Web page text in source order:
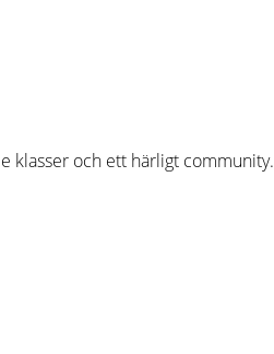
klasser och ett härligt community.